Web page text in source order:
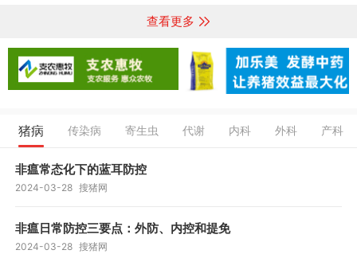
查看更多
猪病 传染病 寄生虫 代谢 内科 外科 产科
非瘟常态化下的蓝耳防控
2024-03-28 搜猪网
非瘟日常防控三要点：外防、内控和提免
2024-03-28 搜猪网